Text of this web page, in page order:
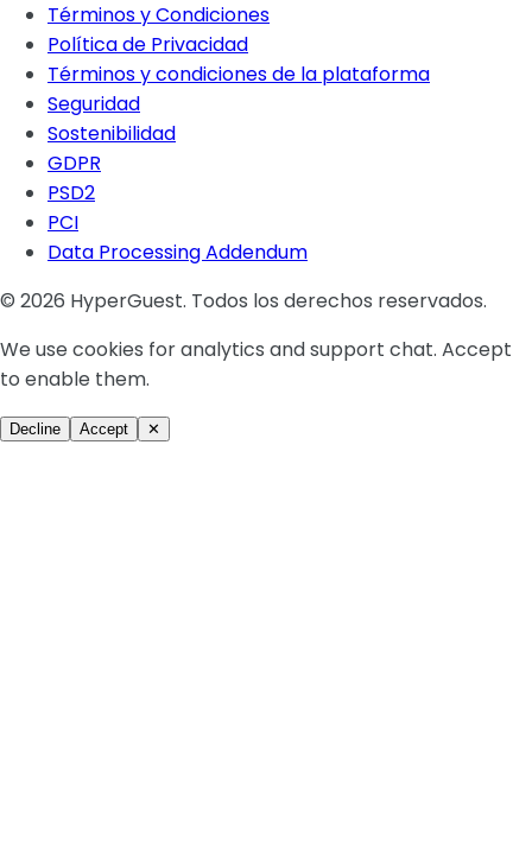
Términos y Condiciones
Política de Privacidad
Términos y condiciones de la plataforma
Seguridad
Sostenibilidad
GDPR
PSD2
PCI
Data Processing Addendum
© 2026 HyperGuest. Todos los derechos reservados.
We use cookies for analytics and support chat. Accept
to enable them.
Decline Accept ✕